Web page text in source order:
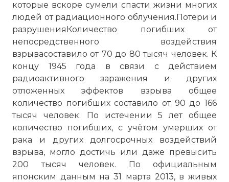
которые вскоре сумели спасти жизни многих
людей от радиационного облучения.Потери и
разрушенияКоличество погибших от
непосредственного воздействия
взрывасоставило от 70 до 80 тысяч человек. К
концу 1945 года в связи с действием
радиоактивного заражения и других
отложенных эффектов взрыва общее
количество погибших составило от 90 до 166
тысяч человек. По истечении 5 лет общее
количество погибших, с учётом умерших от
рака и других долгосрочных воздействий
взрыва, могло достичь или даже превысить
200 тысяч человек. По официальным
японским данным на 31 марта 2013, в живых